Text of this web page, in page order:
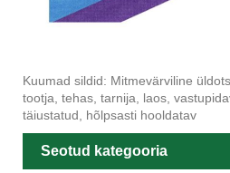
Kuumad sildid: Mitmevärviline
tootja, tehas, tarnija, laos,
täiustatud, hõlpsasti hooldatav
Seotud kategooria